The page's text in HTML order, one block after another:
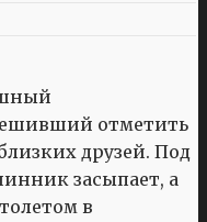
отметить
друзей. Под
засыпает, а
в